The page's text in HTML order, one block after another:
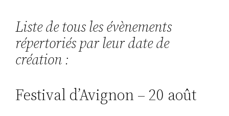
Liste de tous les évènements
répertoriés par leur date de
création :
Festival d’Avignon – 20 août